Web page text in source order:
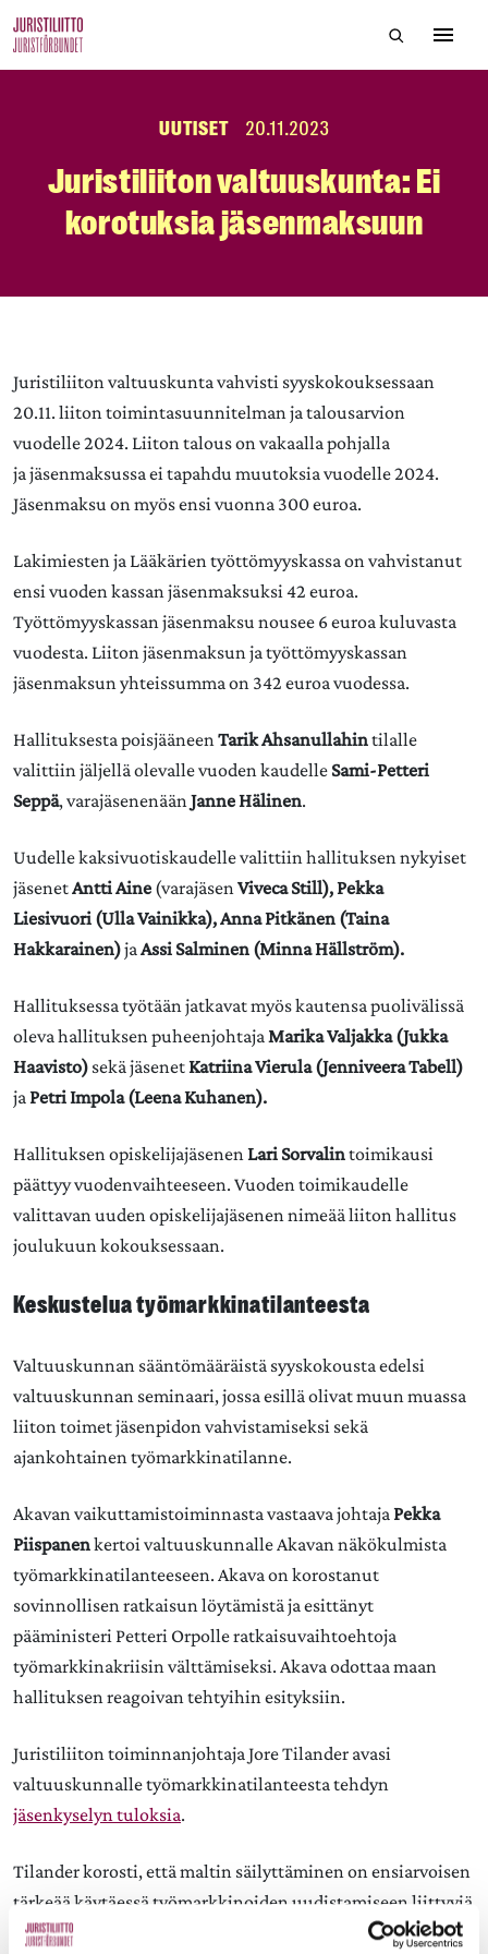
to
Hae
UUTISET 20.11.2023
Juristiliiton valtuuskunta: Ei
korotuksia jäsenmaksuun
Juristiliiton valtuuskunta vahvisti syyskokouksessaan
20.11. liiton toimintasuunnitelman ja talousarvion
vuodelle 2024. Liiton talous on vakaalla pohjalla
ja jäsenmaksussa ei tapahdu muutoksia vuodelle 2024.
Jäsenmaksu on myös ensi vuonna 300 euroa.
Lakimiesten ja Lääkärien työttömyyskassa on vahvistanut
ensi vuoden kassan jäsenmaksuksi 42 euroa.
Työttömyyskassan jäsenmaksu nousee 6 euroa kuluvasta
vuodesta. Liiton jäsenmaksun ja työttömyyskassan
jäsenmaksun yhteissumma on 342 euroa vuodessa.
Hallituksesta poisjääneenTarik Ahsanullahintilalle
valittiin jäljellä olevalle vuoden kaudelle Sami-Petteri
Seppä, varajäsenenäänJanne Hälinen.
Uudelle kaksivuotiskaudelle valittiin hallituksen nykyiset
jäsenetAntti Aine (varajäsenViveca Still), Pekka
Liesivuori (Ulla Vainikka), Anna Pitkänen (Taina
Hakkarainen)jaAssi Salminen (Minna Hällström).
Hallituksessa työtään jatkavat myös kautensa puolivälissä
oleva hallituksen puheenjohtajaMarika Valjakka (Jukka
Haavisto) sekä jäsenetKatriina Vierula (Jenniveera Tabell)
jaPetri Impola (Leena Kuhanen).
Hallituksen opiskelijajäsenenLari Sorvalintoimikausi
päättyy vuodenvaihteeseen. Vuoden toimikaudelle
valittavan uuden opiskelijajäsenen nimeää liiton hallitus
joulukuun kokouksessaan.
Keskustelua työmarkkinatilanteesta
Valtuuskunnan sääntömääräistä syyskokousta edelsi
valtuuskunnan seminaari, jossa esillä olivat muun muassa
liiton toimet jäsenpidon vahvistamiseksi sekä
ajankohtainen työmarkkinatilanne.
Akavan vaikuttamistoiminnasta vastaava johtajaPekka
Piispanenkertoi valtuuskunnalle Akavan näkökulmista
työmarkkinatilanteeseen. Akava on korostanut
sovinnollisen ratkaisun löytämistä ja esittänyt
pääministeri Petteri Orpolle ratkaisuvaihtoehtoja
työmarkkinakriisin välttämiseksi. Akava odottaa maan
hallituksen reagoivan tehtyihin esityksiin.
Juristiliiton toiminnanjohtaja Jore Tilander avasi
valtuuskunnalle työmarkkinatilanteesta tehdyn
jäsenkyselyn tuloksia.
Tilander korosti, että maltin säilyttäminen on ensiarvoisen
tärkeää käytäessä työmarkkinoiden uudistamiseen liittyviä
neuvotteluja.